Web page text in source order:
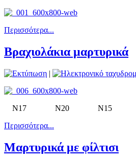
Περισσότερα...
Βραχιολάκια μαρτυρικά
|
Ν17 Ν20 Ν15
Περισσότερα...
Μαρτυρικά με φίλτισι